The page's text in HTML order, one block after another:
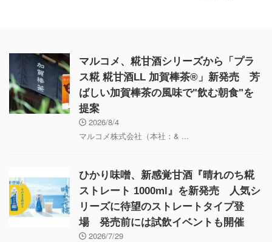
マルコメ、糀甘酒シリーズから「プラ
ス糀 糀甘酒LL 加賀棒茶®」新発売 芳
ばしい加賀棒茶の風味で"飲む朝食"を
提案
2026/8/4
マルコメ株式会社（本社：& ...
ひかり味噌、新感覚甘酒『晴れのち糀
ストレート 1000ml』を新発売 人気シ
リーズに待望のストレートタイプ登
場 発売前には試飲イベントも開催
2026/7/29